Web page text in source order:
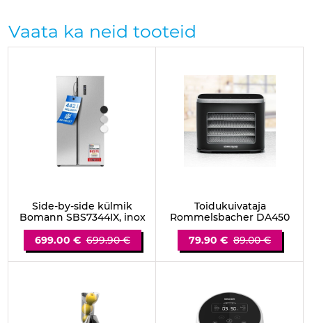
Vaata ka neid tooteid
Side-by-side külmik
Bomann SBS7344IX, inox
699.00 € 699.90 €
Toidukuivataja
Rommelsbacher DA450
79.90 € 89.00 €